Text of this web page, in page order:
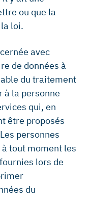
ou que la
loi.
avec
de données à
du traitement
à la personne
qui, en
être proposés
personnes
tout moment les
lors de
du